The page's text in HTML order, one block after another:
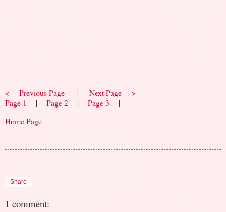
<--- Previous Page | Next Page --->
Page 1
| Page 2 | Page 3 |
Home Page
Share
1 comment: